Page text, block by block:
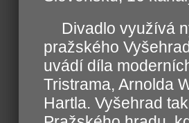
Divadlo využívá
pražského
uvádí díla
Tristrama, Arnolda
Hartla. Vyšehrad